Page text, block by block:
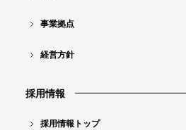
ツ
ナ
事業拠点
経営方針
採用情報
採用情報トップ